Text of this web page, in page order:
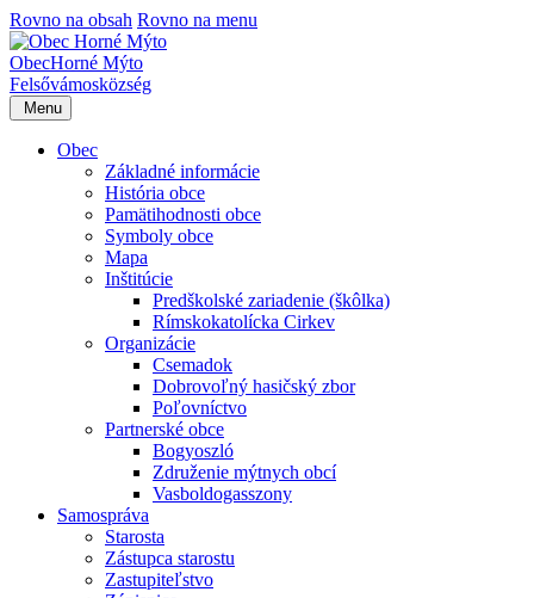
Rovno na obsah Rovno na menu
ObecHorné Mýto
Felsővámosközség
Menu
Obec
Základné informácie
História obce
Pamätihodnosti obce
Symboly obce
Mapa
Inštitúcie
Predškolské zariadenie (škôlka)
Rímskokatolícka Cirkev
Organizácie
Csemadok
Dobrovoľný hasičský zbor
Poľovníctvo
Partnerské obce
Bogyoszló
Združenie mýtnych obcí
Vasboldogasszony
Samospráva
Starosta
Zástupca starostu
Zastupiteľstvo